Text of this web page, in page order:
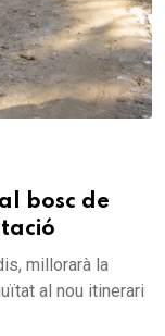
bosc de
millorarà la
al nou itinerari